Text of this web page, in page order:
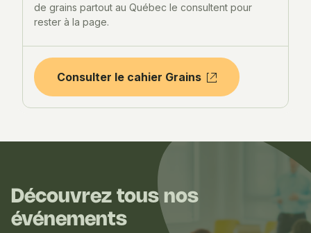
de grains partout au Québec le consultent pour
rester à la page.
Consulter le cahier Grains
Découvrez tous nos
événements